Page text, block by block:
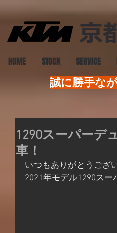
HOME STOCK SERVICE
誠に勝手な
1290スーパーデ
車！
いつもありがとうござ
2021年モデル1290ス